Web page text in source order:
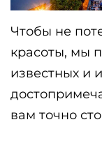
Чтобы не
красоты, мы
известных и